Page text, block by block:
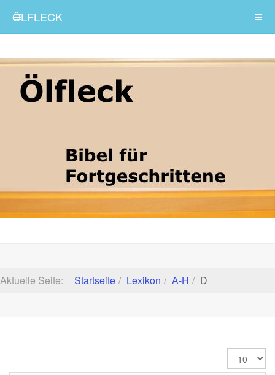
ÖLFLECK
Aktuelle Seite: Startseite Lexikon A-H D
Anzeige
#